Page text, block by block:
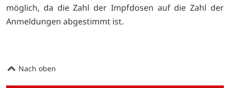
möglich, da die Zahl der Impfdosen auf die Zahl der
Anmeldungen abgestimmt ist.
Nach oben